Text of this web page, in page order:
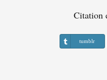
Citation
tumblr